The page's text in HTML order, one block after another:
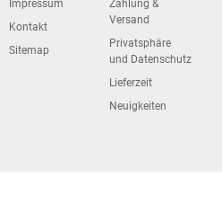
Impressum
Kontakt
Sitemap
Zahlung &
Versand
Privatsphäre
und Datenschutz
Lieferzeit
Neuigkeiten